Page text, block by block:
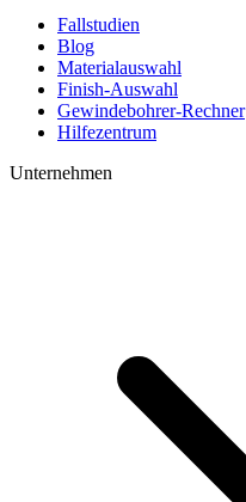
Fallstudien
Blog
Materialauswahl
Finish-Auswahl
Gewindebohrer-Rechner
Hilfezentrum
Unternehmen